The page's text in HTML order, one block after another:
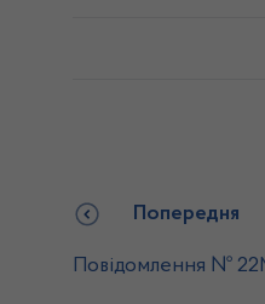
Попередня
Повідомлення №